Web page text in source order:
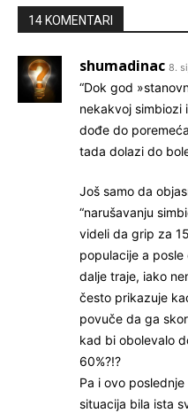
14 KOMENTARI
shumadinac 8.
“Dok god
nekakvoj simbiozi
dođe do
tada dolazi do
Još samo da
“narušavanju
videli da grip za
populacije a
dalje traje, iako
često prikazuje
povuče da ga
kad bi obolevalo
60%?!?
Pa i ovo
situacija bila ista